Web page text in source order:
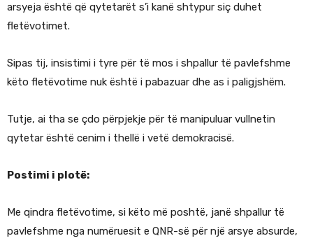
arsyeja është që qytetarët s’i kanë shtypur siç duhet
fletëvotimet.
Sipas tij, insistimi i tyre për të mos i shpallur të pavlefshme
këto fletëvotime nuk është i pabazuar dhe as i paligjshëm.
Tutje, ai tha se çdo përpjekje për të manipuluar vullnetin
qytetar është cenim i thellë i vetë demokracisë.
Postimi i plotë:
Me qindra fletëvotime, si këto më poshtë, janë shpallur të
pavlefshme nga numëruesit e QNR-së për një arsye absurde,